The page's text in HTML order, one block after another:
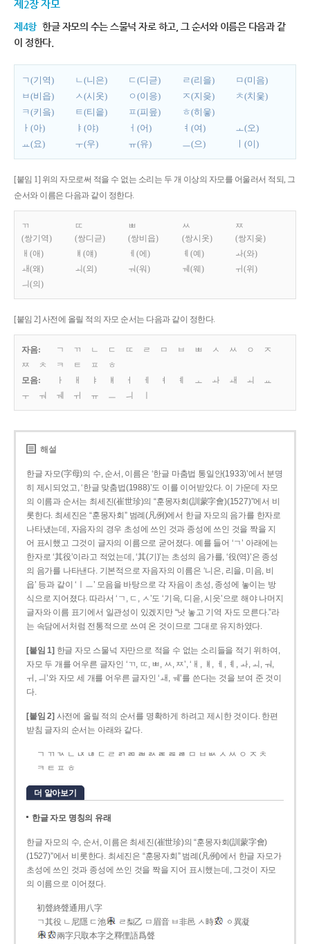
제2장 자모
제4항 한글 자모의 수는 스물넉 자로 하고, 그 순서와 이름은 다음과 같
이 정한다.
ㄱ(기역) ㄴ(니은) ㄷ(디귿) ㄹ(리을)
ㅁ(미음)
ㅂ(비읍)
ㅅ(시옷) ㅇ(이응) ㅈ(지읒)
ㅊ(치읓)
ㅋ(키읔)
ㅌ(티읕) ㅍ(피읖)
ㅎ(히읗)
ㅏ(아)
ㅑ(야) ㅓ(어) ㅕ(여)
ㅗ(오)
ㅛ(요)
ㅜ(우) ㅠ(유) ㅡ(으) ㅣ(이)
[붙임 1] 위의 자모로써 적을 수 없는 소리는 두 개 이상의 자모를 어울러서 적되, 그
순서와 이름은 다음과 같이 정한다.
ㄲ
(쌍기역)
ㄸ
(쌍디귿)
ㅃ
(쌍비읍)
ㅆ
(쌍시옷)
ㅉ
(쌍지읒)
ㅐ(애)
ㅒ(얘) ㅔ(에) ㅖ(예)
ㅘ(와)
ㅙ(왜)
ㅚ(외) ㅝ(워) ㅞ(웨)
ㅟ(위)
ㅢ(의)
[붙임 2] 사전에 올릴 적의 자모 순서는 다음과 같이 정한다.
자음: ㄱ ㄲ ㄴ ㄷ ㄸ ㄹ ㅁ ㅂ ㅃ ㅅ ㅆ ㅇ
ㅈ
ㅉ
ㅊ ㅋ ㅌ ㅍ
ㅎ
모음:
ㅏ ㅐ ㅑ ㅒ ㅓ ㅔ ㅕ ㅖ ㅗ ㅘ ㅙ ㅚ
ㅛ
ㅜ
ㅝ ㅞ ㅟ ㅠ ㅡ ㅢ
해설
한글 자모(字母)의 수, 순서, 이름은 ‘한글 마춤법 통일안(1933)’에서 분명
히 제시되었고, ‘한글 맞춤법(1988)’도 이를 이어받았다. 이 가운데 자모
의 이름과 순서는 최세진(崔世珍)의 “훈몽자회(訓蒙字會)(1527)”에서 비
롯한다. 최세진은 “훈몽자회” 범례(凡例)에서 한글 자모의 음가를 한자로
나타냈는데, 자음자의 경우 초성에 쓰인 것과 종성에 쓰인 것을 짝을 지
어 표시했고 그것이 글자의 이름으로 굳어졌다. 예를 들어 ‘ㄱ’ 아래에는
한자로 ‘其役’이라고 적었는데, ‘其(기)’는 초성의 음가를, ‘役(역)’은 종성
의 음가를 나타낸다. 기본적으로 자음자의 이름은 ‘니은, 리을, 미음, 비
읍’ 등과 같이 ‘ㅣㅡ’ 모음을 바탕으로 각 자음이 초성, 종성에 놓이는 방
식으로 지어졌다. 따라서 ‘ㄱ, ㄷ, ㅅ’도 ‘기윽, 디읃, 시읏’으로 해야 나머지
글자와 이름 표기에서 일관성이 있겠지만 “낫 놓고 기역 자도 모른다.”라
는 속담에서처럼 전통적으로 쓰여 온 것이므로 그대로 유지하였다.
[붙임 1] 한글 자모 스물넉 자만으로 적을 수 없는 소리들을 적기 위하여,
자모 두 개를 어우른 글자인 ‘ㄲ, ㄸ, ㅃ, ㅆ, ㅉ’, ‘ㅐ, ㅒ, ㅔ, ㅖ, ㅘ, ㅚ, ㅝ,
ㅟ, ㅢ’와 자모 세 개를 어우른 글자인 ‘ㅙ, ㅞ’를 쓴다는 것을 보여 준 것이
다.
[붙임 2] 사전에 올릴 적의 순서를 명확하게 하려고 제시한 것이다. 한편
받침 글자의 순서는 아래와 같다.
ㄱ ㄲ ㄳ ㄴ ㄵ ㄶ ㄷ ㄹ ㄺ ㄻ ㄼ ㄽ ㄾ ㄿ ㅀ ㅁ ㅂ ㅄ ㅅ ㅆ ㅇ ㅈ ㅊ
ㅋ ㅌ ㅍ ㅎ
더 알아보기
한글 자모 명칭의 유래
한글 자모의 수, 순서, 이름은 최세진(崔世珍)의 “훈몽자회(訓蒙字會)
(1527)”에서 비롯한다. 최세진은 “훈몽자회” 범례(凡例)에서 한글 자모가
초성에 쓰인 것과 종성에 쓰인 것을 짝을 지어 표시했는데, 그것이 자모
의 이름으로 이어졌다.
初聲終聲通用八字
ㄱ其役 ㄴ尼隱 ㄷ池
ㄹ梨乙 ㅁ眉音 ㅂ非邑 ㅅ時
ㆁ異凝
兩字只取本字之釋俚語爲聲